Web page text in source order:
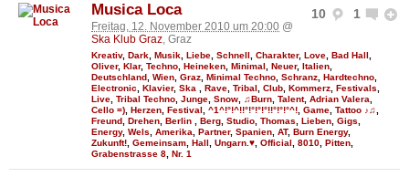
10 1
Musica Loca
Freitag, 12. November 2010 um 20:00 @
Ska Klub Graz, Graz
Kreativ, Dark, Musik, Liebe, Schnell , Charakter, Love, Bad Hall ,
Oliver, Klar, Techno, Heineken, Minimal , Neuer, Italien,
Deutschland, Wien, Graz, Minimal Techno, Schranz, Hardtechno,
Electronic, Klavier, Ska , Rave, Tribal , Club, Kommerz, Festivals,
Live, Tribal Techno, Junge, Snow, ♫Burn, Talent, Adrian Valera,
Cello =), Herzen, Festival , ^1^!°!^!!°!°!°!°!!°!°!°^!, Game, Tattoo ♪♫,
Freund, Drehen, Berlin , Berg, Studio, Thomas, Lieben, Gigs,
Energy, Wels, Amerika, Partner, Spanien, AT, Burn Energy,
Zukunft!, Gemeinsam, Hall , Ungarn.♥, Official , 8010, Pitten,
Grabenstrasse 8, Nr. 1